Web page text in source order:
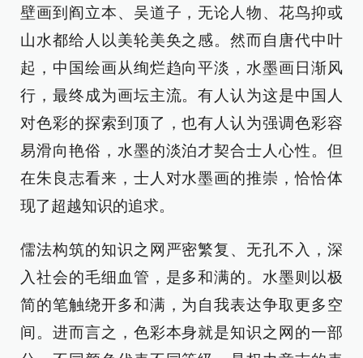
壁画到阎立本、吴道子，无论人物、花鸟抑或
山水都给人以美轮美奂之感。然而自唐代中叶
起，中国绘画从绚烂趋向平淡，水墨画日渐风
行，最终成为画坛主流。有人认为这是中国人
对色彩的探索到顶了，也有人认为强调色彩容
易滑向艳俗，水墨的淡泊才契合士人心性。但
在朱良志看来，士人对水墨画的推崇，恰恰体
现了超越知识的追求。
儒法构筑的知识之网严密繁复、无孔不入，深
入社会的毛细血管，是多和满的。水墨则以极
简的笔触绕开多和满，为自我表达争取更多空
间。进而言之，色彩本身就是知识之网的一部